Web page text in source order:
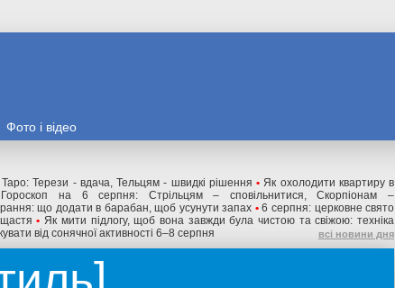
Фото і відео
Терези - вдача, Тельцям - швидкі рішення • Як охолодити квартиру в
Гороскоп на 6 серпня: Стрільцям – сповільнитися, Скорпіонам –
що додати в барабан, щоб усунути запах • 6 серпня: церковне свято
• Як мити підлогу, щоб вона завжди була чистою та свіжою: техніка
від сонячної активності 6–8 серпня всі новини дня